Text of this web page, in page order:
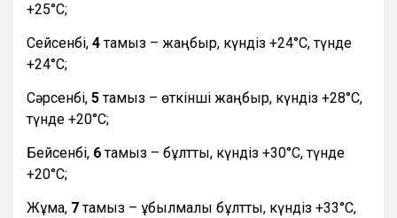
+25°С;
Сейсенбі, 4тамыз – жаңбыр, күндіз +24°С, түнде
+24°С;
Сәрсенбі, 5тамыз – өткінші жаңбыр, күндіз +28°С,
түнде +20°С;
Бейсенбі, 6тамыз – бұлтты, күндіз +30°С, түнде
+20°С;
Жұма, 7тамыз – құбылмалы бұлтты, күндіз +33°С,